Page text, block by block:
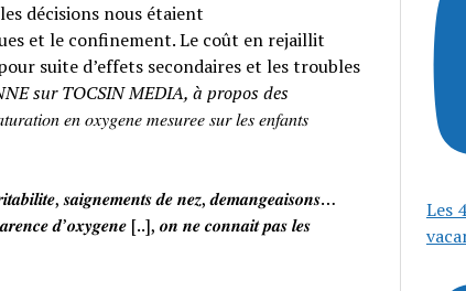
décisions nous étaient
et le confinement. Le coût en rejaillit
suite d’effets secondaires et les troubles
sur TOCSIN MEDIA, à propos des
𝑒𝑛 𝑜𝑥𝑦𝑔𝑒𝑛𝑒 𝑚𝑒𝑠𝑢𝑟𝑒𝑒 𝑠𝑢𝑟 𝑙𝑒𝑠 𝑒𝑛𝑓𝑎𝑛𝑡𝑠
𝒔𝒂𝒊𝒈𝒏𝒆𝒎𝒆𝒏𝒕𝒔 𝒅𝒆 𝒏𝒆𝒛, 𝒅𝒆𝒎𝒂𝒏𝒈𝒆𝒂𝒊𝒔𝒐𝒏𝒔…
𝒅’𝒐𝒙𝒚𝒈𝒆𝒏𝒆 [..], 𝒐𝒏 𝒏𝒆 𝒄𝒐𝒏𝒏𝒂𝒊𝒕 𝒑𝒂𝒔 𝒍𝒆𝒔
Les